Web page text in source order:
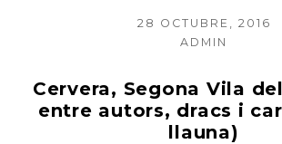
POSTED
28 OCTUBRE, 2016
AUTHOR
ADMIN
Cervera, Segona Vila
entre autors, dracs i
llauna)